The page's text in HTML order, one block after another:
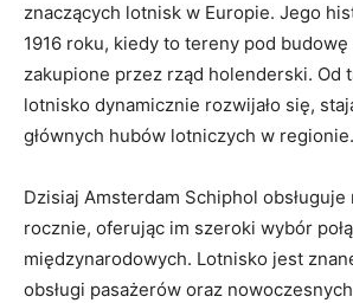
znaczących lotnisk w Europie. Jego
1916 roku, kiedy to tereny pod budowę
zakupione przez rząd holenderski. Od
lotnisko⁤ dynamicznie rozwijało się,
głównych hubów lotniczych w regionie.
Dzisiaj Amsterdam Schiphol‍
rocznie, oferując im szeroki wybór
międzynarodowych. Lotnisko jest
⁢obsługi pasażerów oraz